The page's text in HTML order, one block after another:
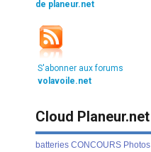
de planeur.net
S'abonner aux forums
volavoile.net
Cloud Planeur.net
batteries CONCOURS Photos